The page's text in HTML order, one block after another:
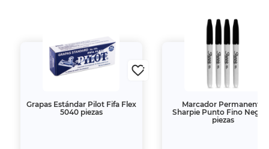
Grapas Estándar Pilot Fifa Flex
5040 piezas
Marcador Permanente
Sharpie Punto Fino Negro
piezas